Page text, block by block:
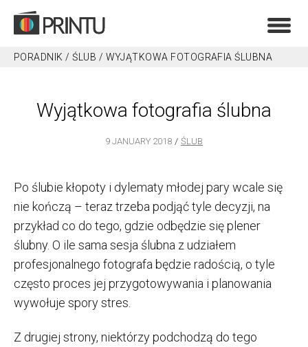
PORADNIK /ŚLUB / WYJĄTKOWA FOTOGRAFIA ŚLUBNA
Wyjątkowa fotografia ślubna
9 JANUARY 2018 ŚLUB
Po ślubie kłopoty i dylematy młodej pary wcale się
nie kończą – teraz trzeba podjąć tyle decyzji, na
przykład co do tego, gdzie odbędzie się plener
ślubny. O ile sama sesja ślubna z udziałem
profesjonalnego fotografa będzie radością, o tyle
często proces jej przygotowywania i planowania
wywołuje spory stres.
Z drugiej strony, niektórzy podchodzą do tego